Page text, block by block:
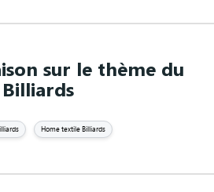
sur le thème du
Billiards
Home textile Billiards